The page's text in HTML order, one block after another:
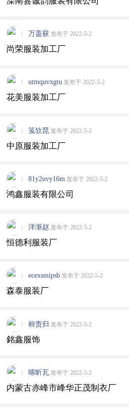
万盖获 发布于 2022-5-2
尚荣服装加工厂
utmquvxgtu 发布于 2022-5-2
花美服装加工厂
笺欤琵 发布于 2022-5-2
中原服装加工厂
81y2uvy16m 发布于 2022-5-2
鸿鑫服装有限公司
洋渐赵 发布于 2022-5-2
恒德利服装厂
ecexsmipsb 发布于 2022-5-2
森泰服装厂
桓责归 发布于 2022-5-2
銘鑫服饰
嗦昕瓦 发布于 2022-5-2
内蒙古赤峰市峰华正茂制衣厂